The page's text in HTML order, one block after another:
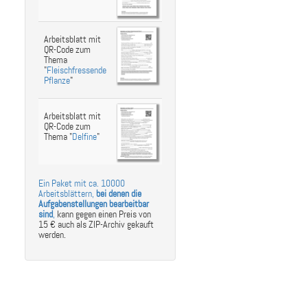
Arbeitsblatt mit
QR-Code zum
Thema
"Fleischfressende
Pflanze"
Arbeitsblatt mit
QR-Code zum
Thema "Delfine"
Ein Paket mit ca. 10000
Arbeitsblättern, bei denen die
Aufgabenstellungen bearbeitbar
sind, kann gegen einen Preis von
15 € auch als ZIP-Archiv gekauft
werden.